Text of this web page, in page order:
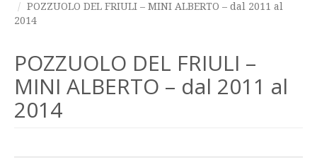
POZZUOLO DEL FRIULI – MINI ALBERTO – dal 2011 al
2014
POZZUOLO DEL FRIULI –
MINI ALBERTO – dal 2011 al
2014